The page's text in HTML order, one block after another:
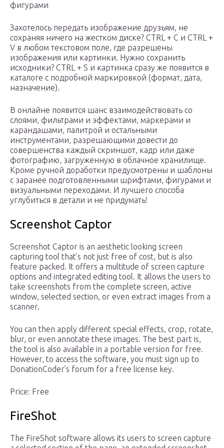
фигурами
Захотелось передать изображение друзьям, не
сохраняя ничего на жестком диске? CTRL + C и CTRL +
V в любом текстовом поле, где разрешены
изображения или картинки. Нужно сохранить
исходники? CTRL + S и картинка сразу же появится в
каталоге с подробной маркировкой (формат, дата,
назначение).
В онлайне появится шанс взаимодействовать со
слоями, фильтрами и эффектами, маркерами и
карандашами, палитрой и остальными
инструментами, разрешающими довести до
совершенства каждый скриншот, кадр или даже
фотографию, загруженную в облачное хранилище.
Кроме ручной доработки предусмотрены и шаблоны
с заранее подготовленными шрифтами, фигурами и
визуальными переходами. И лучшего способа
углубиться в детали и не придумать!
Screenshot Captor
Screenshot Captor is an aesthetic looking screen
capturing tool that’s not just free of cost, but is also
feature packed. It offers a multitude of screen capture
options and integrated editing tool. It allows the users to
take screenshots from the complete screen, active
window, selected section, or even extract images from a
scanner.
You can then apply different special effects, crop, rotate,
blur, or even annotate these images. The best part is,
the tool is also available in a portable version for free.
However, to access the software, you must sign up to
DonationCoder’s forum for a free license key.
Price: Free
FireShot
The FireShot software allows its users to screen capture